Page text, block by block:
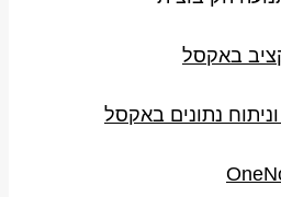
באקסל
נתונים באקסל